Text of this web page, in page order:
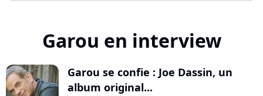
Garou en interview
Garou se confie : Joe Dassin, un
album original...